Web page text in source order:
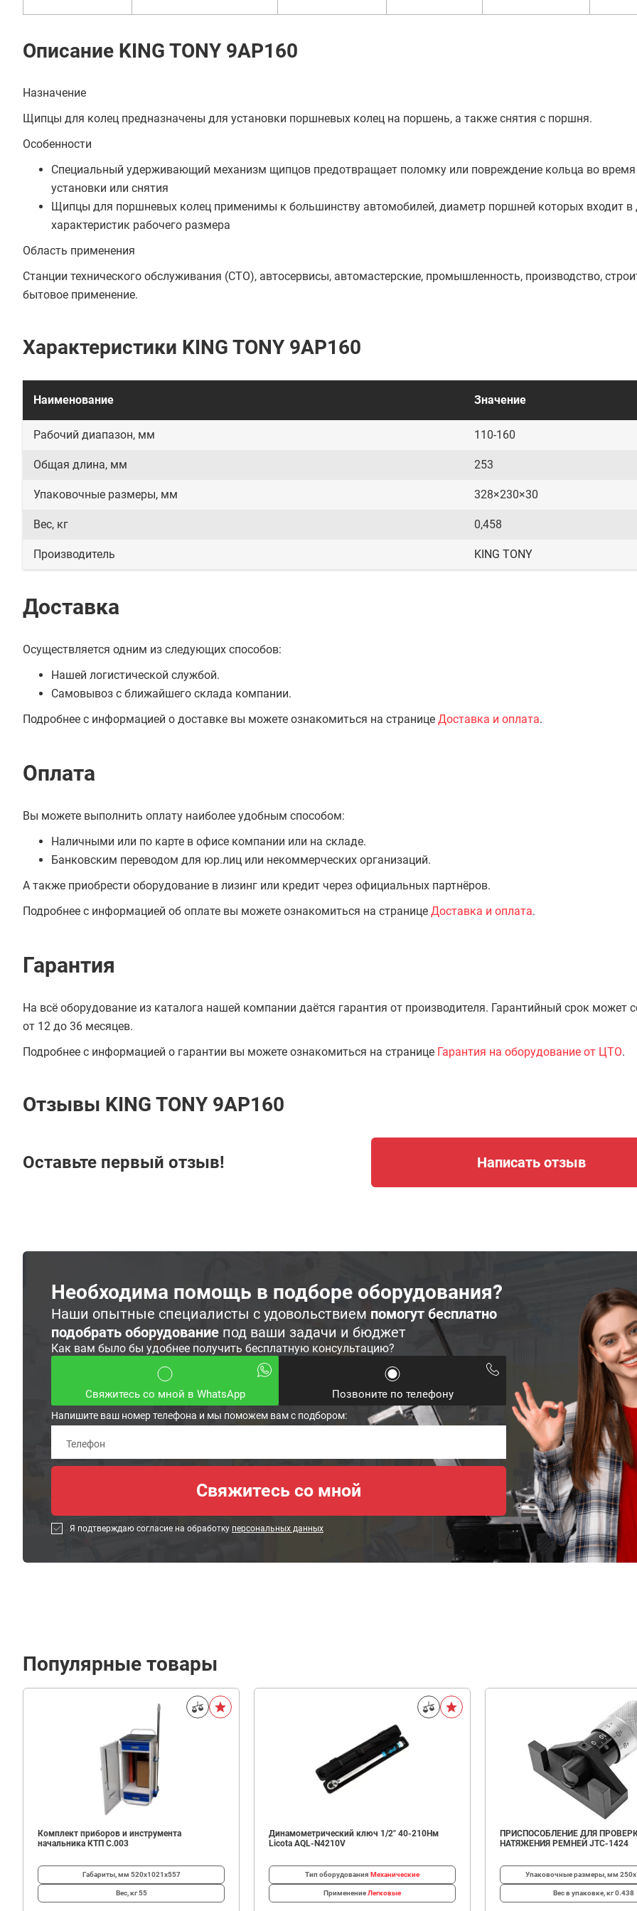
Описание KING TONY 9AP160
Назначение
Щипцы для колец предназначены для установки поршневых колец на поршень, а также снятия с поршня.
Особенности
Специальный удерживающий механизм щипцов предотвращает поломку или повреждение кольца во время
установки или снятия
Щипцы для поршневых колец применимы к большинству автомобилей, диаметр поршней которых входит в
характеристик рабочего размера
Область применения
Станции технического обслуживания (СТО), автосервисы, автомастерские, промышленность, производство,
бытовое применение.
Характеристики KING TONY 9AP160
Наименование Значение
Рабочий диапазон, мм 110-160
Общая длина, мм 253
Упаковочные размеры, мм 328×230×30
Вес, кг 0,458
Производитель KING TONY
Доставка
Осуществляется одним из следующих способов:
Нашей логистической службой.
Самовывоз с ближайшего склада компании.
Подробнее с информацией о доставке вы можете ознакомиться на странице Доставка и оплата.
Оплата
Вы можете выполнить оплату наиболее удобным способом:
Наличными или по карте в офисе компании или на складе.
Банковским переводом для юр.лиц или некоммерческих организаций.
А также приобрести оборудование в лизинг или кредит через официальных партнёров.
Подробнее с информацией об оплате вы можете ознакомиться на странице Доставка и оплата.
Гарантия
На всё оборудование из каталога нашей компании даётся гарантия от производителя. Гарантийный срок может
от 12 до 36 месяцев.
Подробнее с информацией о гарантии вы можете ознакомиться на странице Гарантия на оборудование от ЦТО.
Отзывы KING TONY 9AP160
Оставьте первый отзыв! Написать отзыв
Необходима помощь в подборе оборудования?
Наши опытные специалисты с удовольствием помогут бесплатно
подобрать оборудование под ваши задачи и бюджет
Как вам было бы удобнее получить бесплатную консультацию?
Свяжитесь со мной в WhatsApp Позвоните по телефону
Напишите ваш номер телефона и мы поможем вам с подбором:
Я подтверждаю согласие на обработку персональных данных
Популярные товары
Комплект приборов и инструмента
начальника КТП C.003
Габариты, мм 520х1021х557
Вес, кг55
Динамометрический ключ 1/2" 40-210Нм
Licota AQL-N4210V
Тип оборудования Механические
ПрименениеЛегковые
ПРИСПОСОБЛЕНИЕ ДЛЯ
НАТЯЖЕНИЯ РЕМНЕЙ JTC-1424
Упаковочные размеры, мм
Вес в упаковке, кг0.438